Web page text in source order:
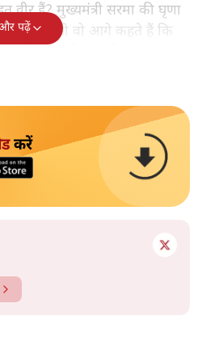
वीर हैं? मुख्यमंत्री सरमा की घृणा
नहीं रुकती वो आगे कहते हैं कि
पढ़ें
करें